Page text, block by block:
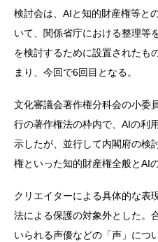
検討会は、AIと知的財産権等と
いて、関係省庁における整理等
を検討するために設置されたも
まり、今回で6回目となる。
文化審議会著作権分科会の小委
行の著作権法の枠内で、AIの利
示したが、並行して内閣府の検
権といった知的財産権全般とAI
クリエイターによる具体的な表
法による保護の対象外とした。
いられる声優などの「声」につ